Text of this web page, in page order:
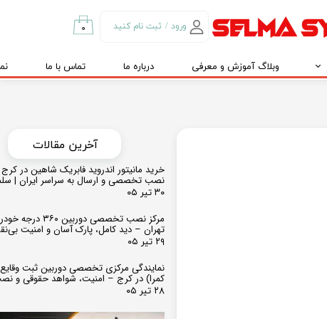
ورود / ثبت نام کنید
تغییر گذر واژه
۰
وبلاگ آموزش و معرفی درباره ما تماس با ما
خرید مانیتور اندروید فابریک شاهین در
نصب تخصصی و ارسال به سراسر ایران |
۳۰ تیر ۰۵
مرکز نصب تخصصی
تهران – دید کامل، پارک آسان و امنیت
۲۹ تیر ۰۵
نمایندگی مرکزی تخصصی دوربین ثبت
کمرا) در کرج – امنیت، شواهد حقوقی و
۲۸ تیر ۰۵
​​آخرین مقالات